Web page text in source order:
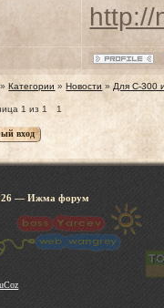
http://
» Категории » Новости » Для С-300
1 из 1 1
— Ижма
uCoz